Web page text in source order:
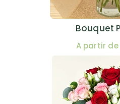
Bouquet
A partir de